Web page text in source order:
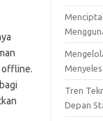
offline.
Tren
Depan